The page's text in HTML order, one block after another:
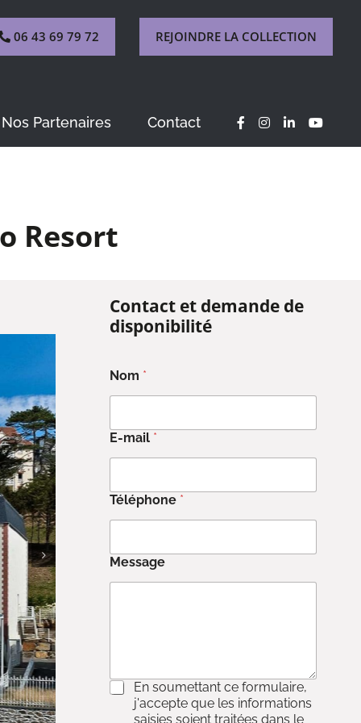
06 43 69 79 72 REJOINDRE LA COLLECTION
Nos Partenaires Contact
Resort
Contact et demande de
disponibilité
Nom *
E-mail *
Téléphone *
Message
C
En soumettant ce formulaire,
j'accepte que les informations
saisies soient traitées dans le